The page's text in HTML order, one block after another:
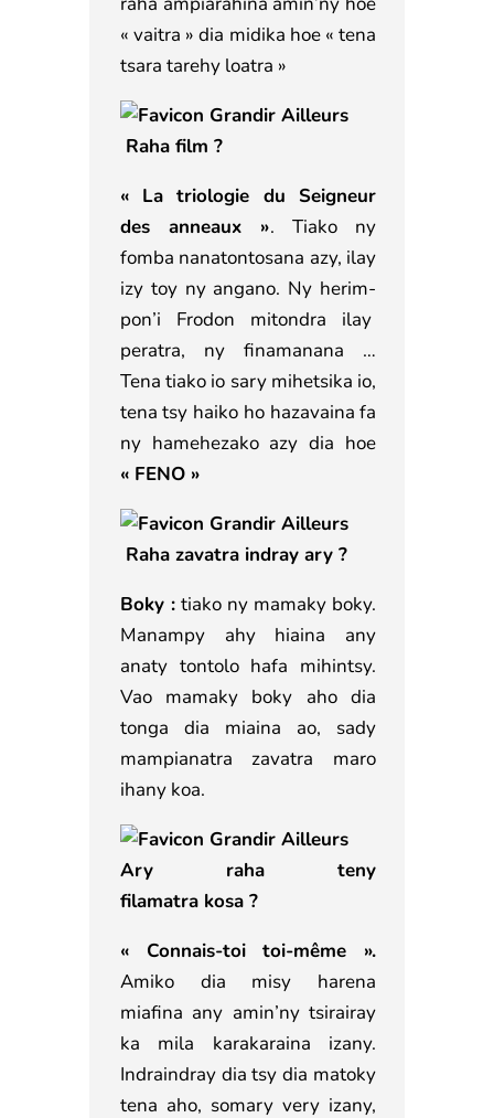
« vaitra » dia midika hoe « tena
tsara tarehy loatra »
Raha film ?
« La triologie du Seigneur
des anneaux ». Tiako ny
fomba nanatontosana azy, ilay
izy toy ny angano. Ny herim-
pon’i Frodon mitondra ilay
peratra, ny finamanana …
Tena tiako io sary mihetsika io,
tena tsy haiko ho hazavaina fa
ny hamehezako azy dia hoe
« FENO »
Raha zavatra indray ary ?
Boky :tiako ny mamaky boky.
Manampy ahy hiaina any
anaty tontolo hafa mihintsy.
Vao mamaky boky aho dia
tonga dia miaina ao, sady
mampianatra zavatra maro
ihany koa.
Ary raha teny
filamatra kosa ?
« Connais-toi toi-même ».
Amiko dia misy harena
miafina any amin’ny tsirairay
ka mila karakaraina izany.
Indraindray dia tsy dia matoky
tena aho, somary very izany,